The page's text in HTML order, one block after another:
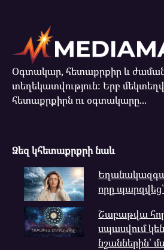
Օգտակար, հետաքրքիր և
տեղեկատվություն: Երբ
հետաքրքիրն ու օգտակարը...
Ձեզ կհետաքրքրի նաև
որը
Շաբաթվա
սպասվում
նշաններին՝